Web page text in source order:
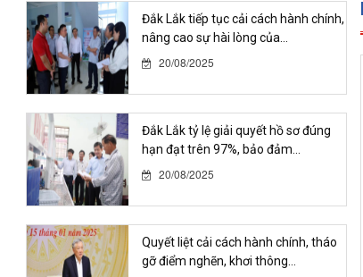
Đắk Lắk tiếp tục cải cách hành chính,
nâng cao sự hài lòng của...
20/08/2025
Đắk Lắk tỷ lệ giải quyết hồ sơ đúng
hạn đạt trên 97%, bảo đảm...
20/08/2025
Quyết liệt cải cách hành chính, tháo
gỡ điểm nghẽn, khơi thông...